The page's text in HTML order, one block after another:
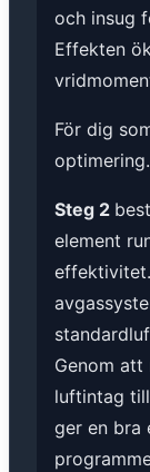
och insug
Effekten
För dig
optimering.
Steg 2
element
Genom att
luftintag
ger en bra